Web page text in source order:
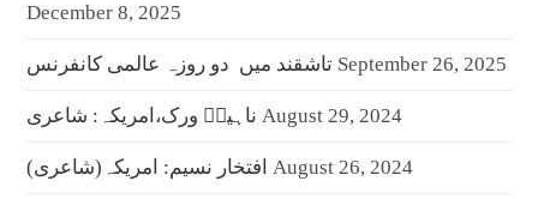
December 8, 2025
تاشقند میں دو روزہ عالمی کانفرنس September 26, 2025
ناہیدؔ ورک،امریکہ: شاعری August 29, 2024
افتخار نسیم: امریکہ(شاعری) August 26, 2024